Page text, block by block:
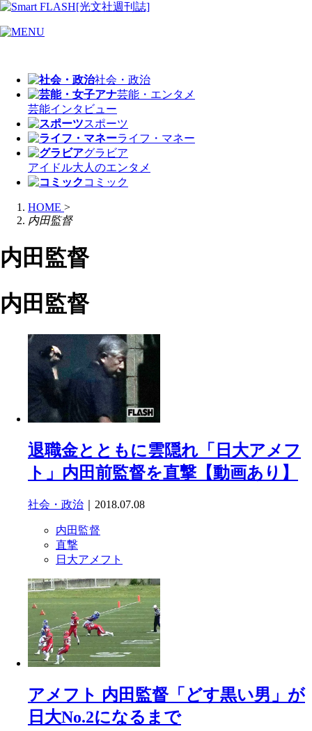
社会・政治
芸能・エンタメ
芸能インタビュー
スポーツ
ライフ・マネー
グラビア
アイドル大人のエンタメ
コミック
HOME >
内田監督
内田監督
内田監督
退職金とともに雲隠れ「日大アメフ
ト」内田前監督を直撃【動画あり】
社会・政治 ｜2018.07.08
内田監督
直撃
日大アメフト
アメフト 内田監督「どす黒い男」が
日大No.2になるまで